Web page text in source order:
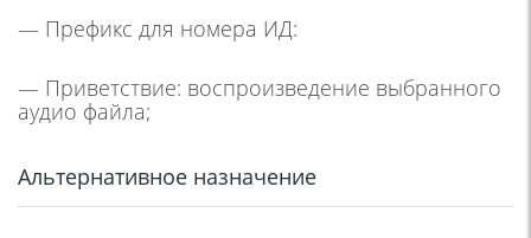
— Префикс для номера ИД:
— Приветствие: воспроизведение выбранного
аудио файла;
Альтернативное назначение